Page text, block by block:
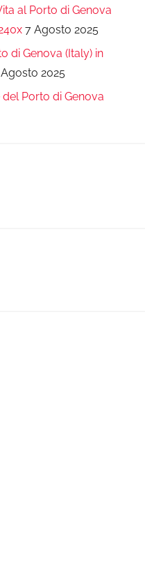
al Porto di Genova
7 Agosto 2025
di Genova (Italy) in
2025
Porto di Genova